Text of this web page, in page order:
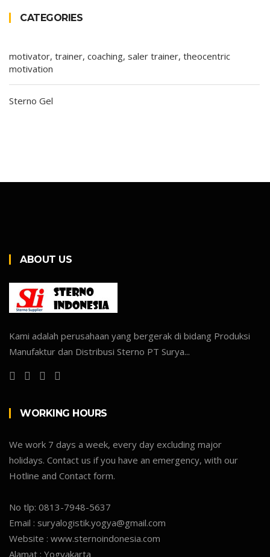
CATEGORIES
motivator, trainer, coaching, saler trainer, theocentric
motivation
Sterno Gel
ABOUT US
Kami adalah perusahaan yang bergerak di bidang Produksi
Manufaktur dan Distribusi Sterno PT Surya...
WORKING HOURS
We work 7 days a week, every day excluding major
holidays. Contact us if you have an emergency, with our
Hotline and Contact form.
No tlp: 0813-7948-5637
Email : suryalogistik.yogya@gmail.com
Website : www.sternoindonesia.com
Alamat : Yogyakarta